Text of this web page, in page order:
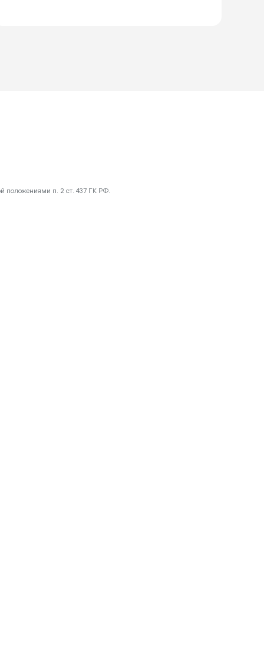
положениями п. 2 ст. 437 ГК РФ.